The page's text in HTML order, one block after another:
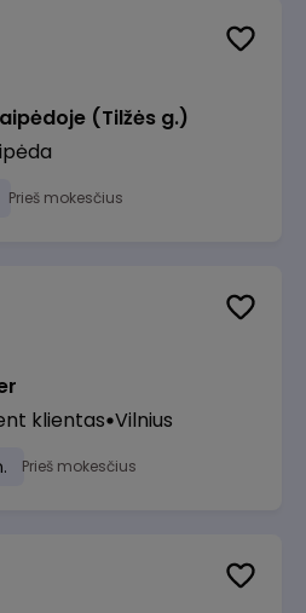
(Tilžės g.)
Prieš mokesčius
klientas Vilnius
Prieš mokesčius